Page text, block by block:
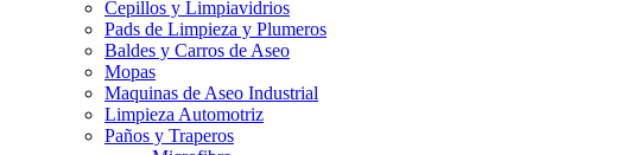
Cepillos y Limpiavidrios
Pads de Limpieza y Plumeros
Baldes y Carros de Aseo
Mopas
Maquinas de Aseo Industrial
Limpieza Automotriz
Paños y Traperos